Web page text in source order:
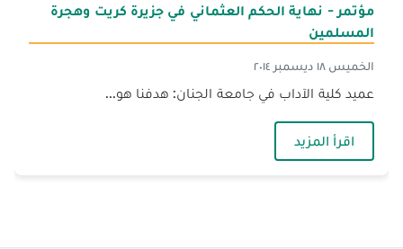
مؤتمر - نهاية الحكم العثماني في جزيرة كريت وهجرة
المسلمين
الخميس ١٨ ديسمبر ٢٠١٤
عميد كلية الآداب في جامعة الجنان: هدفنا هو...
اقرأ المزيد— مؤتمر - نهاية الحكم العثماني في جزيرة كريت